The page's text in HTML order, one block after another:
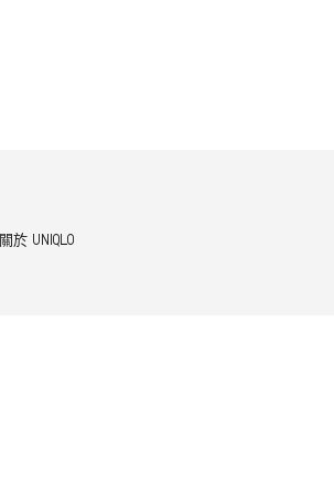
關於 UNIQLO